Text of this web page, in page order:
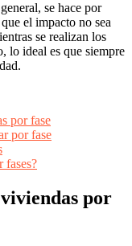
se hace por
el impacto no sea
se realizan los
lo ideal es que siempre
por fase
por fase
fases?
por